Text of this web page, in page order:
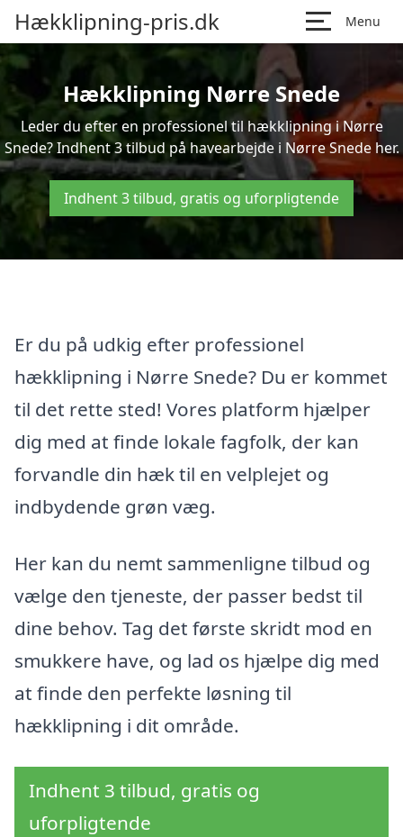
Hækklipning-pris.dk Menu
Hækklipning Nørre Snede
Leder du efter en professionel til hækklipning i Nørre
Snede? Indhent 3 tilbud på havearbejde i Nørre Snede her.
Indhent 3 tilbud, gratis og uforpligtende
Er du på udkig efter professionel
hækklipning i Nørre Snede? Du er kommet
til det rette sted! Vores platform hjælper
dig med at finde lokale fagfolk, der kan
forvandle din hæk til en velplejet og
indbydende grøn væg.
Her kan du nemt sammenligne tilbud og
vælge den tjeneste, der passer bedst til
dine behov. Tag det første skridt mod en
smukkere have, og lad os hjælpe dig med
at finde den perfekte løsning til
hækklipning i dit område.
Indhent 3 tilbud, gratis og
uforpligtende